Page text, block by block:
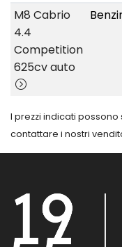
M8 Cabrio
4.4
Competition
625cv auto
I prezzi indicati possono
contattare i nostri